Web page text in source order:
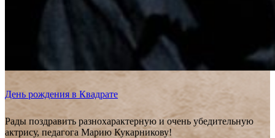
День рождения в Квадрате
Рады поздравить разнохарактерную и очень убедительную
актрису, педагога Марию Кукарникову!